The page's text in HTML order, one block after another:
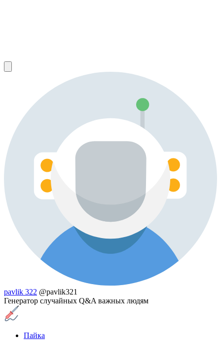
pavlik 322 @pavlik321
Генератор случайных Q&A важных людям
Пайка